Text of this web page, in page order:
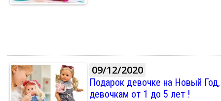
09/12/2020
Подарок девочке на Новый Год,
девочкам от 1 до 5 лет !